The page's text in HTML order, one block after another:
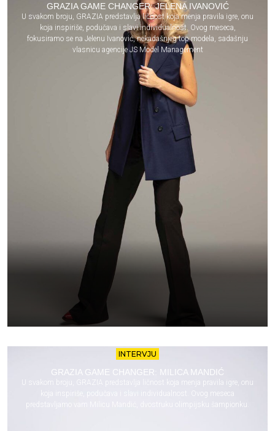
GRAZIA GAME CHANGER: JELENA IVANOVIĆ
U svakom broju, GRAZIA predstavlja ličnost koja menja pravila igre, onu
koja inspiriše, podučava i slavi individualnost. Ovog meseca,
fokusiramo se na Jelenu Ivanović, nekadašnjeg top modela, sadašnju
vlasnicu agencije JS Model Management
INTERVJU
GRAZIA GAME CHANGER: MILICA MANDIĆ
U svakom broju, GRAZIA predstavlja ličnost koja menja pravila igre, onu
koja inspiriše, podučava i slavi individualnost. Ovog meseca
predstavljamo vam Milicu Mandić, dvostruku olimpijsku šampionku.